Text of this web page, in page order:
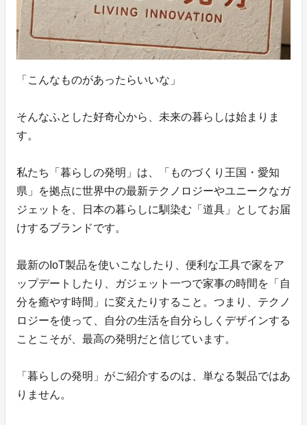
「こんなものがあったらいいな」
そんなふとした好奇心から、未来の暮らしは始まりま
す。
私たち「暮らしの発明」は、「ものづくり王国・愛知
県」を拠点に世界中の最新テクノロジーやユニークなガ
ジェットを、日本の暮らしに馴染む「道具」としてお届
けするブランドです。
最新のIoT製品を使いこなしたり、便利な工具で家をア
ップデートしたり、ガジェット一つで家事の時間を「自
分を癒やす時間」に変えたりすること。つまり、テクノ
ロジーを使って、自分の生活を自分らしくデザインする
ことこそが、最高の発明だと信じています。
「暮らしの発明」がご紹介するのは、単なる製品ではあ
りません。